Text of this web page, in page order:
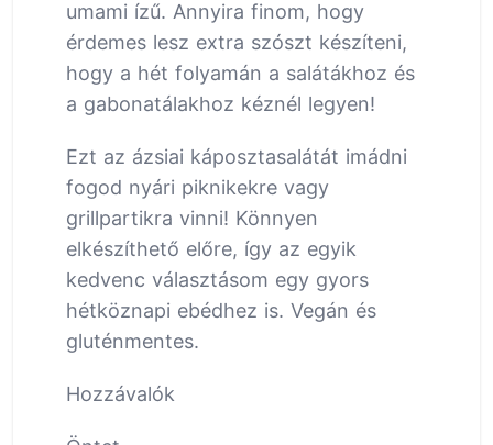
umami ízű. Annyira finom, hogy
érdemes lesz extra szószt készíteni,
hogy a hét folyamán a salátákhoz és
a gabonatálakhoz kéznél legyen!
Ezt az ázsiai káposztasalátát imádni
fogod nyári piknikekre vagy
grillpartikra vinni! Könnyen
elkészíthető előre, így az egyik
kedvenc választásom egy gyors
hétköznapi ebédhez is. Vegán és
gluténmentes.
Hozzávalók